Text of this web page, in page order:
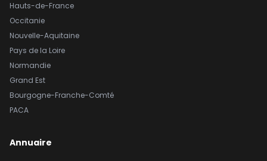
Hauts-de-France
Occitanie
Nouvelle-Aquitaine
Pays de la Loire
Normandie
Grand Est
Bourgogne-Franche-Comté
PACA
Annuaire